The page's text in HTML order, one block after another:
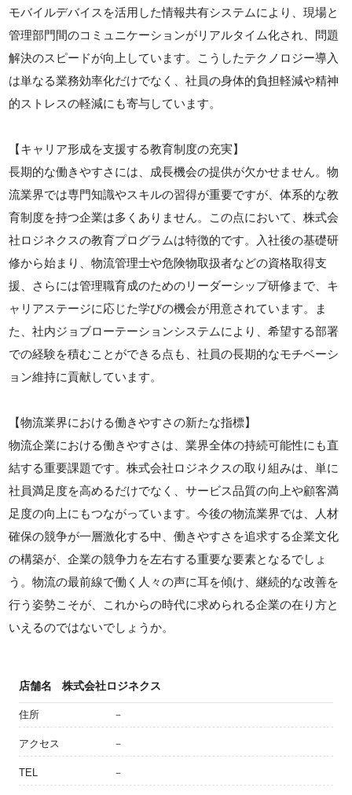
モバイルデバイスを活用した情報共有システムにより、現場と
管理部門間のコミュニケーションがリアルタイム化され、問題
解決のスピードが向上しています。こうしたテクノロジー導入
は単なる業務効率化だけでなく、社員の身体的負担軽減や精神
的ストレスの軽減にも寄与しています。
【キャリア形成を支援する教育制度の充実】
長期的な働きやすさには、成長機会の提供が欠かせません。物
流業界では専門知識やスキルの習得が重要ですが、体系的な教
育制度を持つ企業は多くありません。この点において、株式会
社ロジネクスの教育プログラムは特徴的です。入社後の基礎研
修から始まり、物流管理士や危険物取扱者などの資格取得支
援、さらには管理職育成のためのリーダーシップ研修まで、キ
ャリアステージに応じた学びの機会が用意されています。ま
た、社内ジョブローテーションシステムにより、希望する部署
での経験を積むことができる点も、社員の長期的なモチベーシ
ョン維持に貢献しています。
【物流業界における働きやすさの新たな指標】
物流企業における働きやすさは、業界全体の持続可能性にも直
結する重要課題です。株式会社ロジネクスの取り組みは、単に
社員満足度を高めるだけでなく、サービス品質の向上や顧客満
足度の向上にもつながっています。今後の物流業界では、人材
確保の競争が一層激化する中、働きやすさを追求する企業文化
の構築が、企業の競争力を左右する重要な要素となるでしょ
う。物流の最前線で働く人々の声に耳を傾け、継続的な改善を
行う姿勢こそが、これからの時代に求められる企業の在り方と
いえるのではないでしょうか。
店舗名 株式会社ロジネクス
住所 －
アクセス －
TEL －